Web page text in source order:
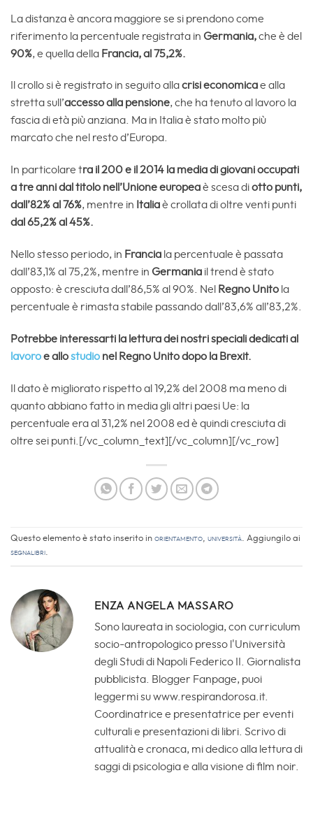
La distanza è ancora maggiore se si prendono come
riferimento la percentuale registrata in Germania,che è del
90%, e quella della Francia, al 75,2%.
Il crollo si è registrato in seguito allacrisi economicae alla
stretta sull’accesso alla pensione, che ha tenuto al lavoro la
fascia di età più anziana. Ma in Italia è stato molto più
marcato che nel resto d’Europa.
In particolare tra il 200 e il 2014 la media di giovani occupati
a tre anni dal titolo nell’Unione europeaè scesa diotto punti,
dall’82% al 76%, mentre in Italiaè crollata di oltre venti punti
dal 65,2% al 45%.
Nello stesso periodo, in Francia la percentuale è passata
dall’83,1% al 75,2%, mentre in Germania il trend è stato
opposto: è cresciuta dall’86,5% al 90%. Nel
Regno Unito la
percentuale è rimasta stabile passando dall’83,6% all’83,2%.
Potrebbe interessarti la lettura dei nostri speciali dedicati al
lavoroe allostudio nel Regno Unito dopo la Brexit.
Il dato è migliorato rispetto al 19,2% del 2008 ma meno di
quanto abbiano fatto in media gli altri paesi Ue: la
percentuale era al 31,2% nel 2008 ed è quindi cresciuta di
oltre sei punti.[/vc_column_text][/vc_column][/vc_row]
Questo elemento è stato inserito in Orientamento, Università. Aggiungilo ai
segnalibri.
ENZA ANGELA MASSARO
Sono laureata in sociologia, con curriculum
socio-antropologico presso l'Università
degli Studi di Napoli Federico II. Giornalista
pubblicista. Blogger Fanpage, puoi
leggermi su www.respirandorosa.it.
Coordinatrice e presentatrice per eventi
culturali e presentazioni di libri. Scrivo di
attualità e cronaca, mi dedico alla lettura di
saggi di psicologia e alla visione di film noir.